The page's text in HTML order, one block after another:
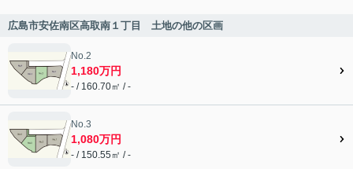
広島市安佐南区高取南１丁目 土地の他の区画
No.2
1,180万円
- / 160.70㎡ / -
No.3
1,080万円
- / 150.55㎡ / -